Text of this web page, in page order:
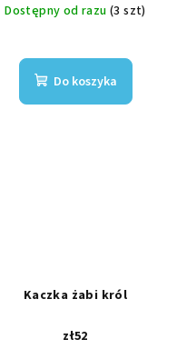
Dostępny od razu (3 szt)
Do koszyka
Kaczka żabi król
zł52